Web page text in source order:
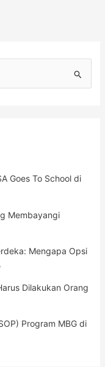
Goes To School di
Membayangi
Mengapa Opsi
Dilakukan Orang
Program MBG di